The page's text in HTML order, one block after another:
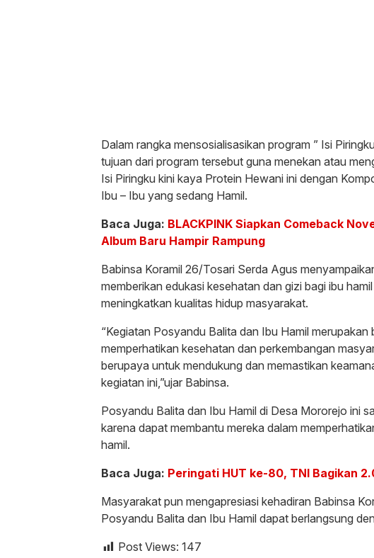
Dalam rangka mensosialisasikan program ” Isi
tujuan dari program tersebut guna menekan atau
Isi Piringku kini kaya Protein Hewani ini dengan
Ibu – Ibu yang sedang Hamil.
Baca Juga: BLACKPINK Siapkan Comeback
Album Baru Hampir Rampung
Babinsa Koramil 26/Tosari Serda Agus
memberikan edukasi kesehatan dan gizi bagi ibu
meningkatkan kualitas hidup masyarakat.
“Kegiatan Posyandu Balita dan Ibu Hamil
memperhatikan kesehatan dan perkembangan
berupaya untuk mendukung dan memastikan
kegiatan ini,”ujar Babinsa.
Posyandu Balita dan Ibu Hamil di Desa Mororejo ini
karena dapat membantu mereka dalam
hamil.
Baca Juga: Peringati HUT ke-80, TNI Bagikan
Masyarakat pun mengapresiasi kehadiran Babinsa
Posyandu Balita dan Ibu Hamil dapat berlangsung
Post Views: 147